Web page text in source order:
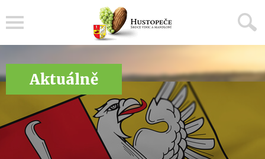
Aktuálně